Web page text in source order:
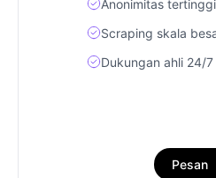
Anonimitas
Scraping skala
Dukungan ahli 24/7
Pesan